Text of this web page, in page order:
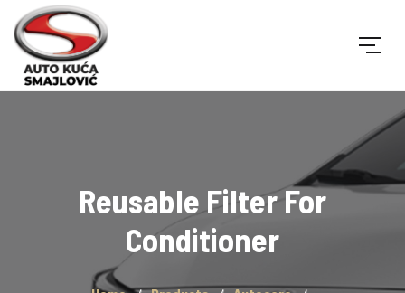
Reusable Filter For
Conditioner